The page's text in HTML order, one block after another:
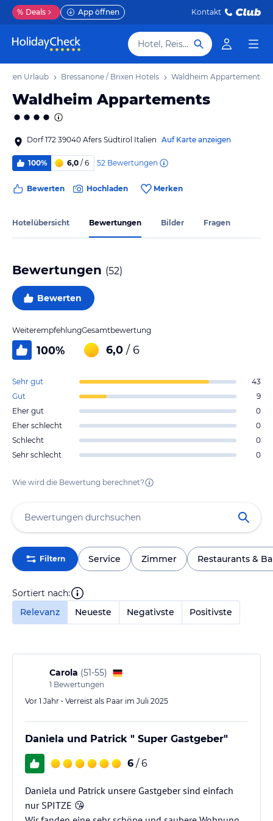
% Deals App öffnen Kontakt
Hotel, Reiseziel
Urlaub Bressanone / Brixen Hotels Waldheim Appartements
Waldheim Appartements
Dorf 172 39040 Afers Südtirol Italien Auf Karte anzeigen
100% 6,0 / 6 52 Bewertungen
Bewerten Hochladen Merken
Hotelübersicht Bewertungen Bilder Fragen
Bewertungen (52)
Bewerten
Weiterempfehlung
100%
Gesamtbewertung
6,0 / 6
Sehr gut
43
Gut
9
Eher gut
0
Eher schlecht
0
Schlecht
0
Sehr schlecht
0
Wie wird die Bewertung berechnet?
Filtern Service Zimmer Restaurants &
Sortiert nach:
Relevanz
Neueste Negativste Positivste
Carola (51-55)
1 Bewertungen
Vor 1 Jahr • Verreist als Paar im Juli 2025
Daniela und Patrick " Super Gastgeber"
6 / 6
Daniela und Patrick unsere Gastgeber sind einfach
nur SPITZE 😘